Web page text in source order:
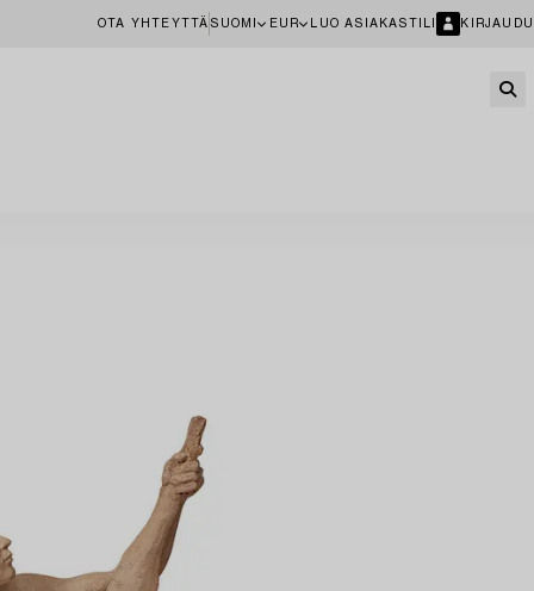
OTA YHTEYTTÄ SUOMI EUR LUO ASIAKASTILI KIRJAUDU